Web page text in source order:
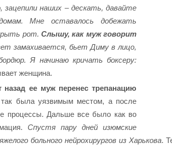
наших – дескать, давайте
Мне оставалось добежать
рот. Слышу, как муж говорит
замахивается, бьет Диму в лицо,
Я начинаю кричать боксеру:
женщина.
ее муж перенес трепанацию
была уязвимым местом, а после
процессы. Дальше все было как во
Спустя пару дней изюмские
больного нейрохирургов из Харькова.